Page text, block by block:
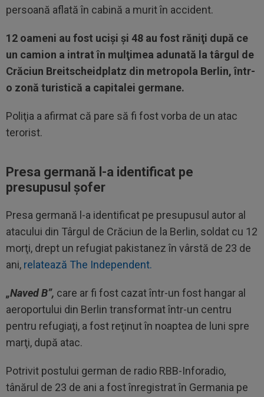
persoană aflată în cabină a murit în accident.
12 oameni au fost ucişi şi 48 au fost răniţi după ce
un camion a intrat în mulţimea adunată la târgul de
Crăciun Breitscheidplatz din metropola Berlin, într-
o zonă turistică a capitalei germane.
Poliţia a afirmat că pare să fi fost vorba de un atac
terorist.
Presa germană l-a identificat pe
presupusul şofer
Presa germană l-a identificat pe presupusul autor al
atacului din Târgul de Crăciun de la Berlin, soldat cu 12
morţi, drept un refugiat pakistanez în vârstă de 23 de
ani, relatează The Independent.
„Naved B”, care ar fi fost cazat într-un fost hangar al
aeroportului din Berlin transformat într-un centru
pentru refugiaţi, a fost reţinut în noaptea de luni spre
marţi, după atac.
Potrivit postului german de radio RBB-Inforadio,
tânărul de 23 de ani a fost înregistrat în Germania pe